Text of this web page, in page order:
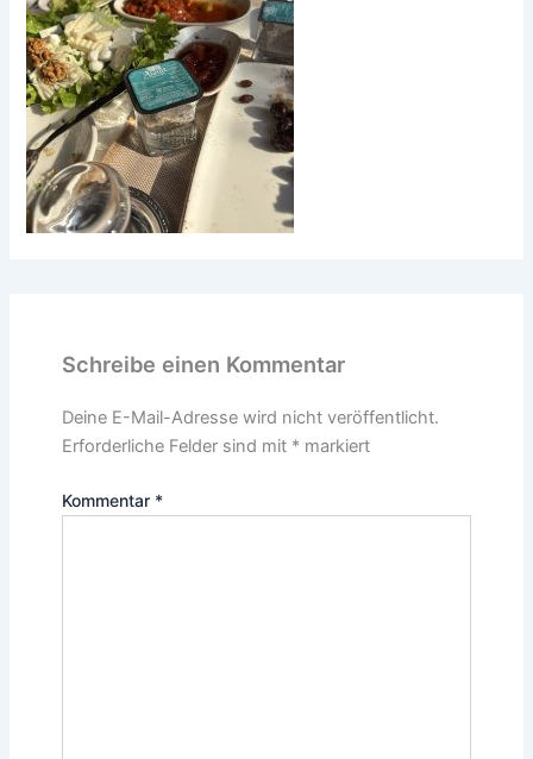
Schreibe einen Kommentar
Deine E-Mail-Adresse wird nicht veröffentlicht.
Erforderliche Felder sind mit *markiert
Kommentar *